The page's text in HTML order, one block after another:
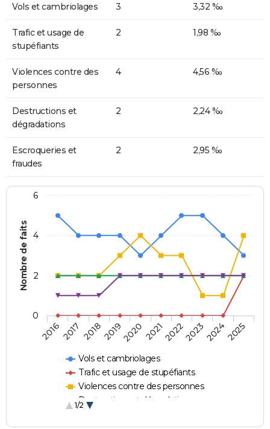
Vols et cambriolages 3 3,32 ‰
Trafic et usage de
stupéfiants
2 1,98 ‰
Violences contre des
personnes
4 4,56 ‰
Destructions et
dégradations
2 2,24 ‰
Escroqueries et
fraudes
2 2,95 ‰
Nombre de faits
Vols et cambriolages
Trafic et usage de stupéfiants
Violences contre des personnes
Destructions et dégradations
1/2
20162017 20182019202020212022202320242025
0
2
4
6